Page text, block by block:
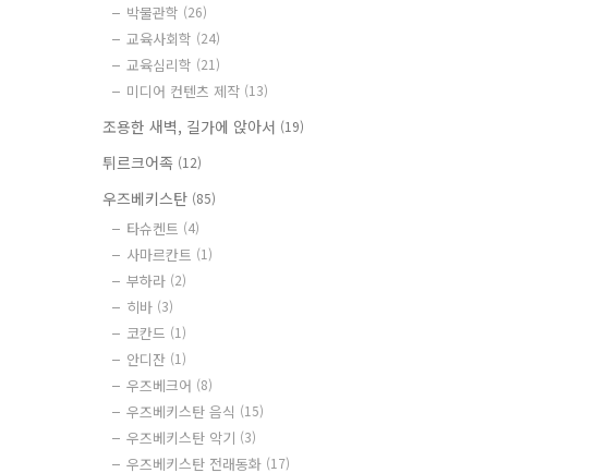
박물관학 (26)
교육사회학 (24)
교육심리학 (21)
미디어 컨텐츠 제작 (13)
조용한 새벽, 길가에 앉아서 (19)
튀르크어족 (12)
우즈베키스탄 (85)
타슈켄트 (4)
사마르칸트 (1)
부하라 (2)
히바 (3)
코칸드 (1)
안디잔 (1)
우즈베크어 (8)
우즈베키스탄 음식 (15)
우즈베키스탄 악기 (3)
우즈베키스탄 전래동화 (17)